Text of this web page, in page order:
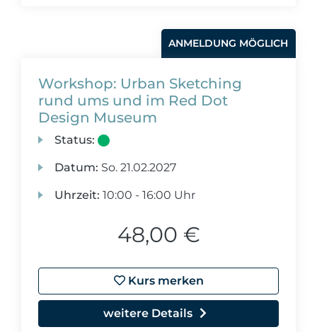
ANMELDUNG MÖGLICH
Workshop: Urban Sketching
rund ums und im Red Dot
Design Museum
Status:
Datum: So. 21.02.2027
Uhrzeit: 10:00 - 16:00 Uhr
48,00 €
Kurs merken
weitere Details